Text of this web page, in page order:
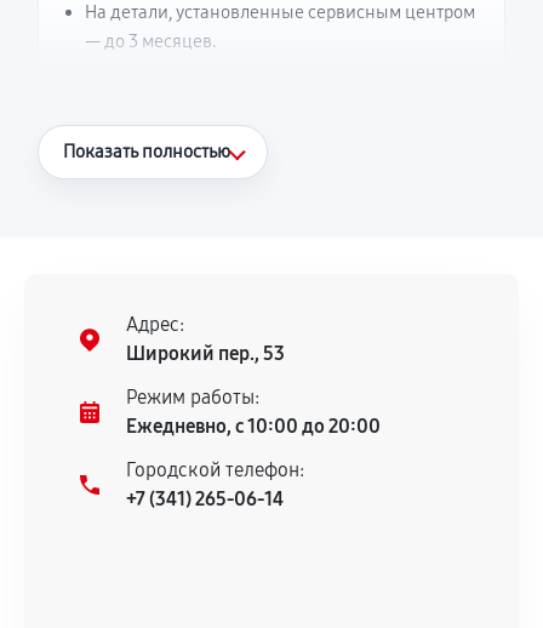
На детали, установленные сервисным центром
— до 3 месяцев.
Что считается гарантийным случаем
нормальной эксплуатации в течение
гарантийного срока.
Несоответствие комплектующей заявленным
техническим характеристикам.
Документы для подтверждения
Показать полностью
Адрес:
Широкий пер., 53
Режим работы:
Ежедневно, с 10:00 до 20:00
Городской телефон:
+7 (341) 265-06-14